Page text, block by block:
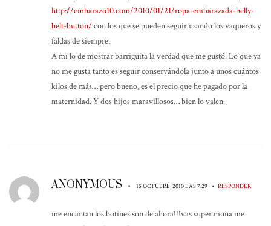
http://embarazo10.com/2010/01/21/ropa-embarazada-belly-
belt-button/con los que se pueden seguir usando los vaqueros y
faldas de siempre.
A mí lo de mostrar barriguita la verdad que me gustó. Lo que ya
no me gusta tanto es seguir conservándola junto a unos cuántos
kilos de más… pero bueno, es el precio que he pagado por la
maternidad. Y dos hijos maravillosos… bien lo valen.
ANONYMOUS • 15 OCTUBRE, 2010 LAS 7:29 • RESPONDER
me encantan los botines son de ahora!!!vas super mona me